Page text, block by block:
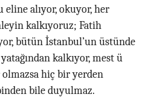
alıyor, okuyor, her
kalkıyoruz; Fatih
bütün İstanbul’un üstünde
kalkıyor, mest ü
hiç bir yerden
bile duyulmaz.